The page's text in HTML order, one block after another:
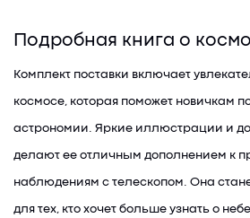
Подробная книга о
Комплект поставки включает
космосе, которая поможет новичкам
астрономии. Яркие иллюстрации и
делают ее отличным дополнением к
наблюдениям с телескопом. Она
для тех, кто хочет больше узнать о